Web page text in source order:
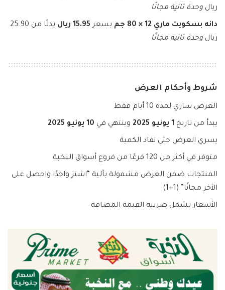
ريال وحدة ثانية مجانًا
دانه بسكويت ماري 12 × 80 جم بسعر 15.95 ريال
بدلًا من 25.90
ريال وحدة ثانية مجانًا
شروط وأحكام العرض
العرض ساري لمدة 10 أيام فقط
يبدأ من تاريخ 1 يونيو 2025 وينتهي في 10 يونيو 2025
يسري العرض حتى نفاد الكمية
متوفر في أكثر من 120 فرعًا من فروع أسواق النخبة
المنتجات ضمن العرض مشمولة بآلية “اشترِ واحدًا واحصل على
الآخر مجانًا” (1+1)
الأسعار تشمل ضريبة القيمة المضافة